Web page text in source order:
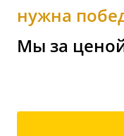
нужна
Мы за